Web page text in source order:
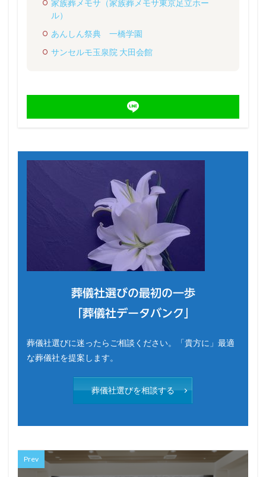
家族葬メモサ（家族葬メモサ東京足立ホー
ル）
あんしん祭典 一橋学園
サンセルモ玉泉院 大田会館
葬儀社選びの最初の一歩
「葬儀社データバンク」
葬儀社選びに迷ったらご相談ください。「貴方に」最適
な葬儀社を提案します。
葬儀社選びを相談する
Prev